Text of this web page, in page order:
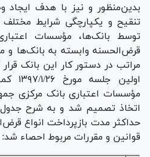
بدین‌منظور و نیز با هدف ایجاد
تنقیح و یکپارچگی شرایط
توسط بانک‌ها، مؤسسات
قرض‌الحسنه وابسته به بانک‌ها و
مراتب در دستور کار این بانک
مؤسسات اعتباری بانک مرکزی
اتخاذ تصمیم شد و به شرح
حداکثر مدت بازپرداخت انواع
قوانین و مقررات مربوط احصاء شد: